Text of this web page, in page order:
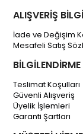
ALIŞVERİŞ
İade ve Değişim
Mesafeli Satış
BİLGİLENDİRME
Teslimat Koşulları
Güvenli Alışveriş
Üyelik İşlemleri
Garanti Şartları